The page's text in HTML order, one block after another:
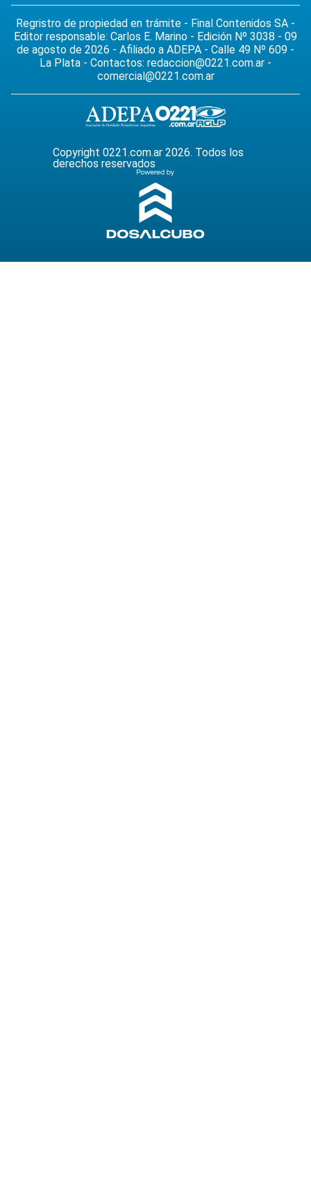
Regristro de propiedad en trámite - Final Contenidos SA -
Editor responsable: Carlos E. Marino - Edición Nº 3038 - 09
de agosto de 2026 - Afiliado a ADEPA - Calle 49 Nº 609 -
La Plata - Contactos: redaccion@0221.com.ar -
comercial@0221.com.ar
Copyright 0221.com.ar 2026. Todos los
derechos reservados